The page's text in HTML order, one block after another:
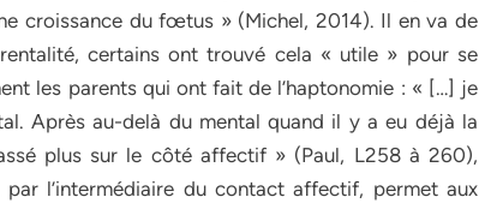
croissance du fœtus » (Michel, 2014). Il en va de
certains ont trouvé cela « utile » pour se
les parents qui ont fait de l’haptonomie : « […] je
Après au-delà du mental quand il y a eu déjà la
plus sur le côté affectif » (Paul, L258 à 260),
l’intermédiaire du contact affectif, permet aux